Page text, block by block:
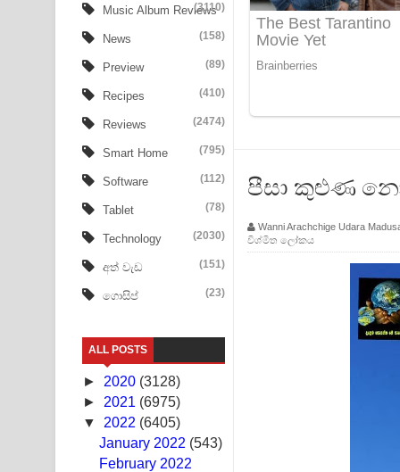
Ala purannata Song Lyrics - ආල පුරන්නට ගීතයේ පද
BTS : Hooligan Lyrics
Apa Hamuwee Song Lyrics - අප හමුවී ගීතයේ පද පෙළ
PATHINIYE Song Lyrics - පතිනියනේ ගීතයේ පද පෙළ
Sorry Sir Song Lyrics - සොරි සර් ගීතයේ පද පෙළ
Mathaka Aluthin Liyanna Song Lyrics - මතක
Sandak Awith Song Lyrics - සඳක් ඇවිත් ගීතයේ පද
Swetha Sande Song Lyrics - ශ්වේත සඳේ ගීතයේ පද
Ma Igili Giya Lyrics - මා ඉගිලී ගියා ගීතයේ පද පෙළ
Ras Balan Song Lyrics - රැස් බලන් ගීතයේ පද පෙළ
Hoda sihiyen Song Lyrics - හොද සිහියෙන් ගීතයේ පද
Music Album Reviews
(3110)
News (158)
Preview (89)
Recipes (410)
Reviews (2474)
Smart Home (795)
Software (112)
Tablet (78)
Technology (2030)
අත් වැඩ (151)
ගොසිප් (23)
ALL POSTS
► 2020 (3128)
► 2021 (6975)
▼ 2022 (6405)
January 2022 (543)
February 2022
පීසා කුළුණ
Wanni Arachchige Udara
විශ්මිත ලෝකය